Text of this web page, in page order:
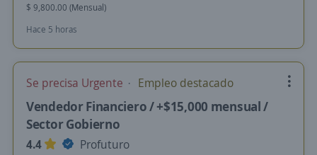
$ 9,800.00 (Mensual)
Hace 5 horas
Se precisa Urgente Empleo destacado
Vendedor Financiero / +$15,000 mensual /
Sector Gobierno
4.4
Profuturo